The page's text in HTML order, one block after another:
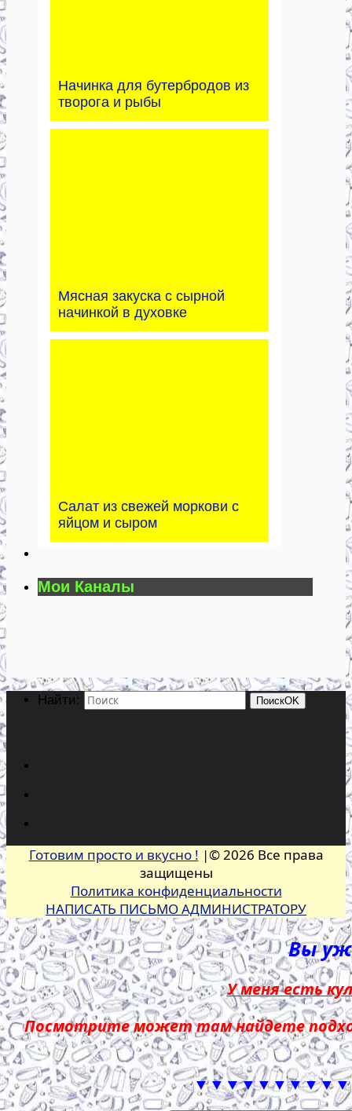
Начинка для бутербродов из
творога и рыбы
Мясная закуска с сырной
начинкой в духовке
Салат из свежей моркови с
яйцом и сыром
Мои Каналы
Найти: ПоискOK
Готовим просто и вкусно ! |© 2026 Все права
защищены
Политика конфиденциальности
НАПИСАТЬ ПИСЬМО АДМИНИСТРАТОРУ
Вы
У меня есть
Посмотрите может там найдете